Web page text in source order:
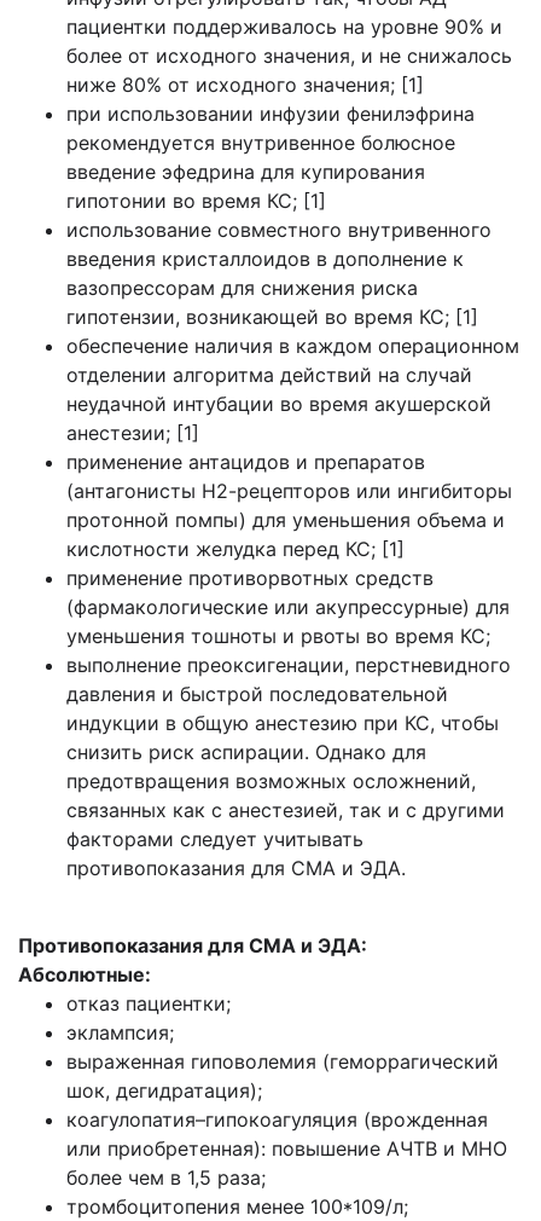
пациентки поддерживалось на уровне 90% и
более от исходного значения, и не снижалось
ниже 80% от исходного значения; [1]
при использовании инфузии фенилэфрина
рекомендуется внутривенное болюсное
введение эфедрина для купирования
гипотонии во время КС; [1]
использование совместного внутривенного
введения кристаллоидов в дополнение к
вазопрессорам для снижения риска
гипотензии, возникающей во время КС; [1]
обеспечение наличия в каждом операционном
отделении алгоритма действий на случай
неудачной интубации во время акушерской
анестезии; [1]
применение антацидов и препаратов
(антагонисты Н2-рецепторов или ингибиторы
протонной помпы) для уменьшения объема и
кислотности желудка перед КС; [1]
применение противорвотных средств
(фармакологические или акупрессурные) для
уменьшения тошноты и рвоты во время КС;
выполнение преоксигенации, перстневидного
давления и быстрой последовательной
индукции в общую анестезию при КС, чтобы
снизить риск аспирации. Однако для
предотвращения возможных осложнений,
связанных как с анестезией, так и с другими
факторами следует учитывать
противопоказания для СМА и ЭДА.
Противопоказания для СМА и ЭДА:
Абсолютные:
отказ пациентки;
эклампсия;
выраженная гиповолемия (геморрагический
шок, дегидратация);
коагулопатия–гипокоагуляция (врожденная
или приобретенная): повышение АЧТВ и МНО
более чем в 1,5 раза;
тромбоцитопения менее 100*109/л;